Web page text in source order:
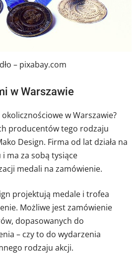
– pixabay.com
w Warszawie
w Warszawie?
producentów tego rodzaju
Design. Firma od lat działa na
ma za sobą tysiące
medali na zamówienie.
projektują medale i trofea
Możliwe jest zamówienie
dopasowanych do
– czy to do wydarzenia
rodzaju akcji.